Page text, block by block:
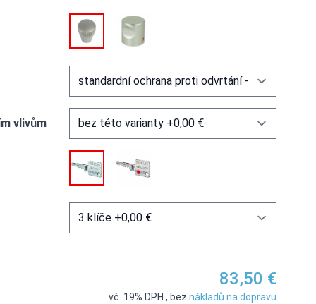
vlivům
83,50 €
vč. 19% DPH , bez nákladů na dopravu